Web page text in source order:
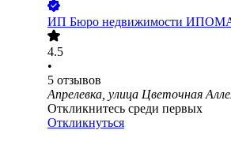
ИП Бюро недвижимости
4.5
•
5 отзывов
Апрелевка, улица Цветочная
Откликнитесь среди первых
Откликнуться